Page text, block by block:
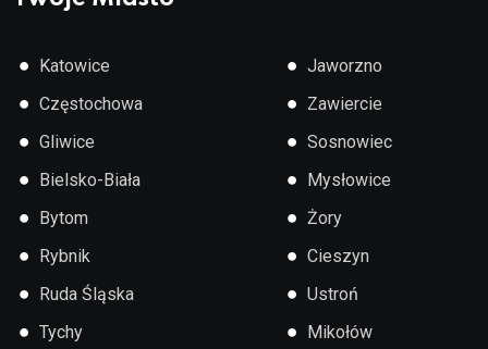
● Katowice
● Częstochowa
● Gliwice
● Bielsko-Biała
● Bytom
● Rybnik
● Ruda Śląska
● Tychy
● Jaworzno
● Zawiercie
● Sosnowiec
● Mysłowice
● Żory
● Cieszyn
● Ustroń
● Mikołów